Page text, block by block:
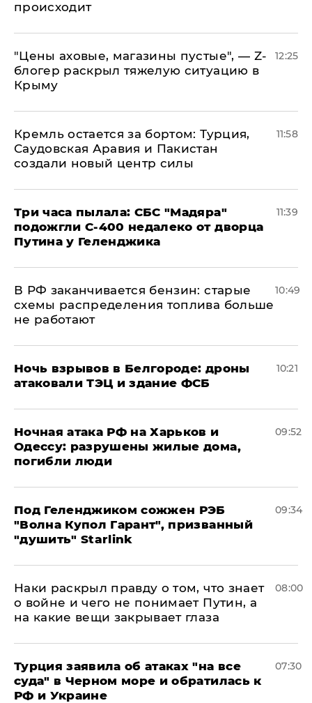
происходит
​"Цены аховые, магазины пустые", — Z-
блогер раскрыл тяжелую ситуацию в
Крыму
12:25
​Кремль остается за бортом: Турция,
Саудовская Аравия и Пакистан
создали новый центр силы
11:58
Три часа пылала: СБС "Мадяра"
подожгли С-400 недалеко от дворца
Путина у Геленджика
11:39
​В РФ заканчивается бензин: старые
схемы распределения топлива больше
не работают
10:49
​Ночь взрывов в Белгороде: дроны
атаковали ТЭЦ и здание ФСБ
10:21
​Ночная атака РФ на Харьков и
Одессу: разрушены жилые дома,
погибли люди
09:52
Под Геленджиком сожжен РЭБ
"Волна Купол Гарант", призванный
"душить" Starlink
09:34
Наки раскрыл правду о том, что знает
о войне и чего не понимает Путин, а
на какие вещи закрывает глаза
08:00
Турция заявила об атаках "на все
суда" в Черном море и обратилась к
РФ и Украине
07:30